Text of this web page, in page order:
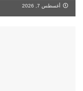
أغسطس 7, 2026